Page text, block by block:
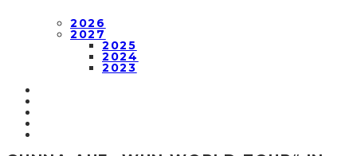
2026
2027
2025
2024
2023